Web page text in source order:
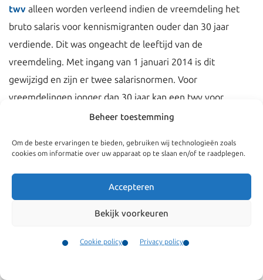
Beheer toestemming
Om de beste ervaringen te bieden, gebruiken wij technologieën zoals
cookies om informatie over uw apparaat op te slaan en/of te raadplegen.
Accepteren
Bekijk voorkeuren
Cookie policy Privacy policy
twv alleen worden verleend indien de vreemdeling het
bruto salaris voor kennismigranten ouder dan 30 jaar
verdiende. Dit was ongeacht de leeftijd van de
vreemdeling. Met ingang van 1 januari 2014 is dit
gewijzigd en zijn er twee salarisnormen. Voor
vreemdelingen jonger dan 30 jaar kan een twv voor
kennismigrant kort verblijf worden verleend indien een
Vreemdelingen ouder dan 30 jaar moeten bruto per